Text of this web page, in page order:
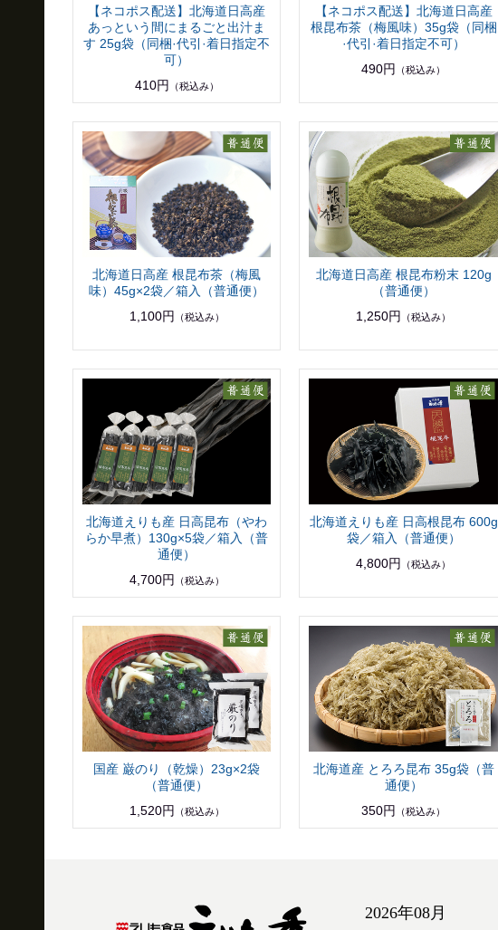
【ネコポス配送】北海道日高産
あっという間にまるごと出汁ま
す 25g袋（同梱·代引·着日指定不
可）
410円 （税込み）
【ネコポス配送】北海道日高産
根昆布茶（梅風味）35g袋（同梱
·代引·着日指定不可）
490円 （税込み）
北海道日高産 根昆布茶（梅風
味）45g×2袋／箱入（普通便）
1,100円
（税込み）
北海道日高産 根昆布粉末 120g
（普通便）
1,250円
（税込み）
北海道えりも産 日高昆布（やわ
らか早煮）130g×5袋／箱入（普
通便）
4,700円
（税込み）
北海道えりも産 日高根昆布 600g
袋／箱入（普通便）
4,800円
（税込み）
国産 巌のり（乾燥）23g×2袋
（普通便）
1,520円
（税込み）
北海道産 とろろ昆布 35g袋（普
通便）
350円
（税込み）
2026年08月